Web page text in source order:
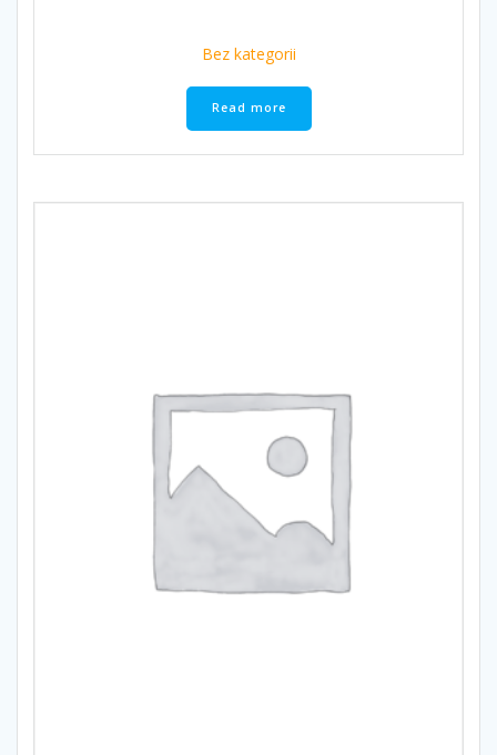
Bez kategorii
Read more